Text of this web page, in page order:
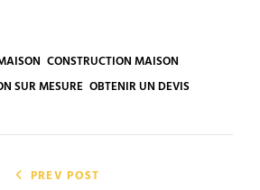
CONSTRUCTION MAISON
SUR MESURE OBTENIR UN DEVIS
PREV POST